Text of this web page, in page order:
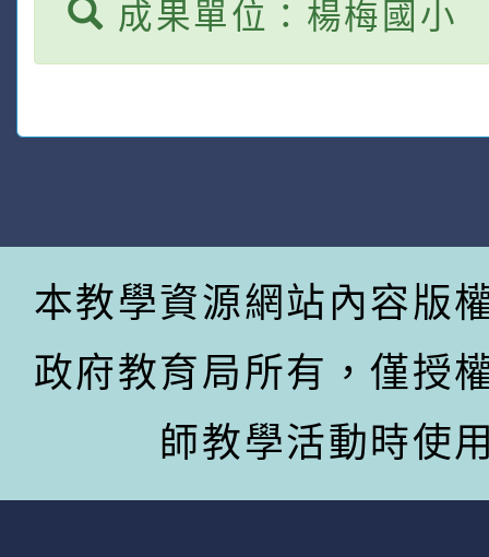
成果單位：楊梅國小
本教學資源網站內容版
政府教育局所有，僅授
師教學活動時使